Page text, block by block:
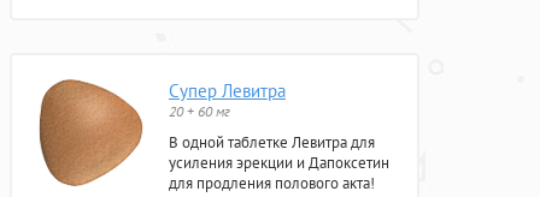
Супер Левитра
20 + 60 мг
В одной таблетке Левитра для
усиления эрекции и Дапоксетин
для продления полового акта!